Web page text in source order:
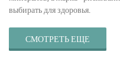
выбирать для здоровья.
СМОТРЕТЬ ЕЩЕ